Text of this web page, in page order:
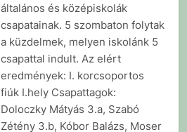
általános és középiskolák
csapatainak. 5 szombaton folytak
a küzdelmek, melyen iskolánk 5
csapattal indult. Az elért
eredmények: I. korcsoportos
fiúk I.hely Csapattagok:
Doloczky Mátyás 3.a, Szabó
Zétény 3.b, Kóbor Balázs, Moser